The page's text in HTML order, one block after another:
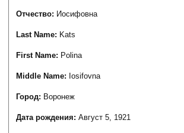
Отчество: Иосифовна
Last Name: Kats
First Name: Polina
Middle Name: Iosifovna
Город: Воронеж
Дата рождения:Август 5, 1921